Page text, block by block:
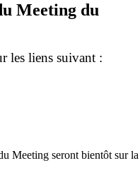
Meeting du
les liens suivant :
Meeting seront bientôt sur